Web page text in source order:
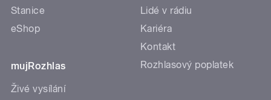
Stanice
eShop
mujRozhlas
Živé vysílání
Lidé v rádiu
Kariéra
Kontakt
Rozhlasový poplatek